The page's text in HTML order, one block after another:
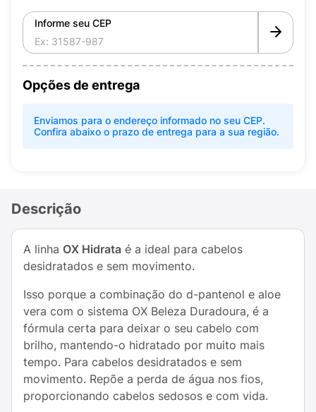
Informe seu CEP
Opções de entrega
Enviamos para o endereço informado no seu CEP.
Confira abaixo o prazo de entrega para a sua região.
Descrição
A linha OX Hidrata é a ideal para cabelos
desidratados e sem movimento.
Isso porque a combinação do d-pantenol e aloe
vera com o sistema OX Beleza Duradoura, é a
fórmula certa para deixar o seu cabelo com
brilho, mantendo-o hidratado por muito mais
tempo. Para cabelos desidratados e sem
movimento. Repõe a perda de água nos fios,
proporcionando cabelos sedosos e com vida.